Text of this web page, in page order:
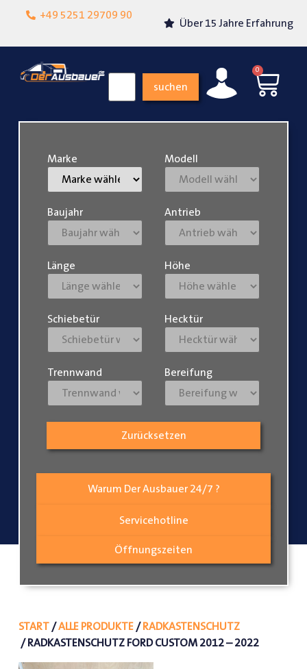
+49 5251 29709 90
Lokalgeschäft in
Über 15 Jahre Erfahrung
suchen
0
Warum Der Ausbauer 24/7 ?
Servicehotline
Öffnungszeiten
Marke Modell
Baujahr Antrieb
Länge Höhe
Schiebetür Hecktür
Trennwand Bereifung
Zurücksetzen
START/ALLE PRODUKTE/RADKASTENSCHUTZ
/ RADKASTENSCHUTZ FORD CUSTOM 2012 – 2022